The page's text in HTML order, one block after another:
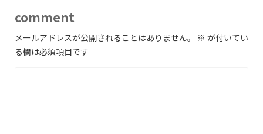
comment
メールアドレスが公開されることはありません。 ※ が付いてい
る欄は必須項目です